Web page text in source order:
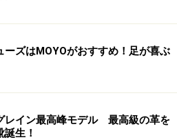
ーズはMOYOがおすすめ！足が喜ぶ
レイン最高峰モデル 最高級の革を
生！